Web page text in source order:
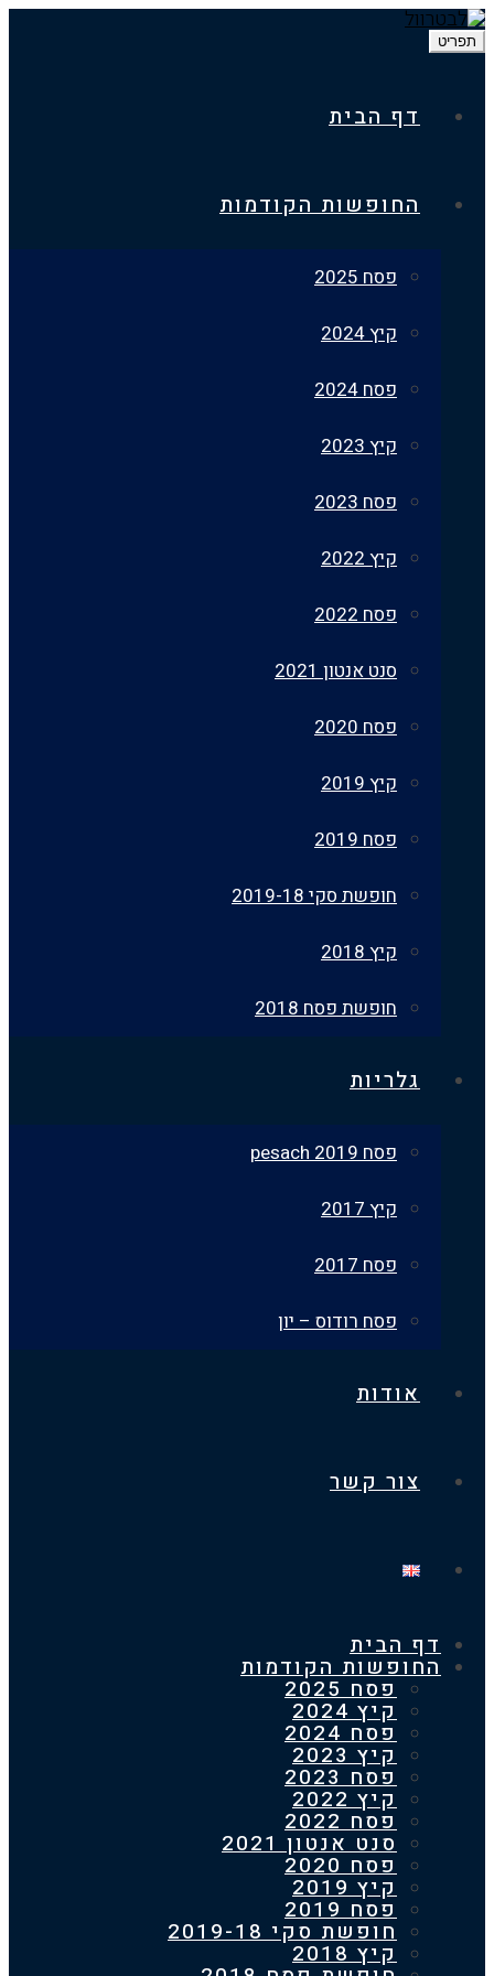
דף הבית
החופשות הקודמות
סנט אנטון 2021
חופשת סקי 2019-18
חופשת פסח 2018
גלריות
פסח רודוס – יון
אודות
צור קשר
הבית
הקודמות
פסח 2025
קיץ 2024
פסח 2024
קיץ 2023
פסח 2023
קיץ 2022
פסח 2022
סנט אנטון 2021
פסח 2020
קיץ 2019
פסח 2019
חופשת סקי 2019-18
קיץ 2018